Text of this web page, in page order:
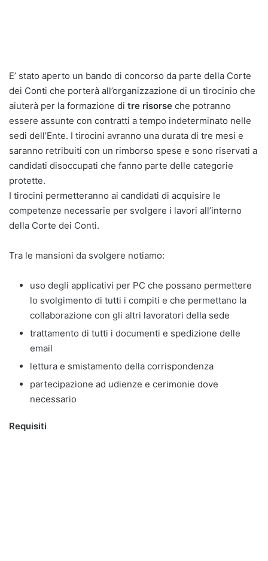
E’ stato aperto un bando di concorso da parte della Corte
dei Conti che porterà all’organizzazione di un tirocinio che
aiuterà per la formazione di tre risorse che potranno
essere assunte con contratti a tempo indeterminato nelle
sedi dell’Ente. I tirocini avranno una durata di tre mesi e
saranno retribuiti con un rimborso spese e sono riservati a
candidati disoccupati che fanno parte delle categorie
protette.
I tirocini permetteranno ai candidati di acquisire le
competenze necessarie per svolgere i lavori all’interno
della Corte dei Conti.
Tra le mansioni da svolgere notiamo:
uso degli applicativi per PC che possano permettere
lo svolgimento di tutti i compiti e che permettano la
collaborazione con gli altri lavoratori della sede
trattamento di tutti i documenti e spedizione delle
email
lettura e smistamento della corrispondenza
partecipazione ad udienze e cerimonie dove
necessario
Requisiti